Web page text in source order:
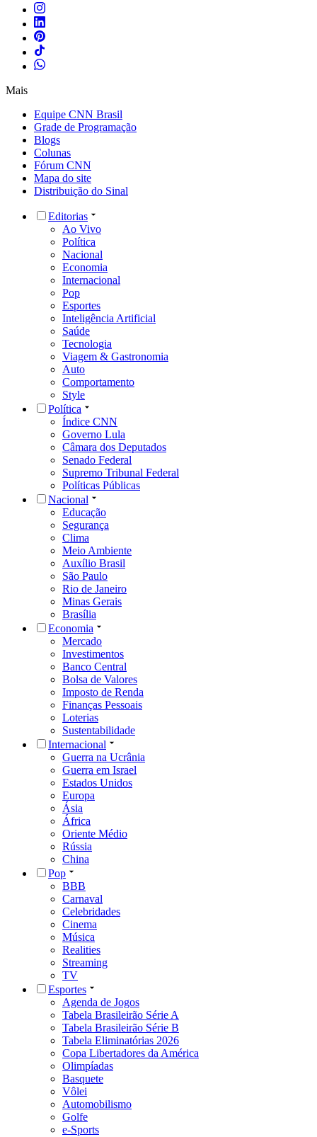
Mais
Equipe CNN Brasil
Grade de Programação
Blogs
Colunas
Fórum CNN
Mapa do site
Distribuição do Sinal
Editorias
Ao Vivo
Política
Nacional
Economia
Internacional
Pop
Esportes
Inteligência Artificial
Saúde
Tecnologia
Viagem & Gastronomia
Auto
Comportamento
Style
Política
Índice CNN
Governo Lula
Câmara dos Deputados
Senado Federal
Supremo Tribunal Federal
Políticas Públicas
Nacional
Educação
Segurança
Clima
Meio Ambiente
Auxílio Brasil
São Paulo
Rio de Janeiro
Minas Gerais
Brasília
Economia
Mercado
Investimentos
Banco Central
Bolsa de Valores
Imposto de Renda
Finanças Pessoais
Loterias
Sustentabilidade
Internacional
Guerra na Ucrânia
Guerra em Israel
Estados Unidos
Europa
Ásia
África
Oriente Médio
Rússia
China
Pop
BBB
Carnaval
Celebridades
Cinema
Música
Realities
Streaming
TV
Esportes
Agenda de Jogos
Tabela Brasileirão Série A
Tabela Brasileirão Série B
Tabela Eliminatórias 2026
Copa Libertadores da América
Olimpíadas
Basquete
Vôlei
Automobilismo
Golfe
e-Sports